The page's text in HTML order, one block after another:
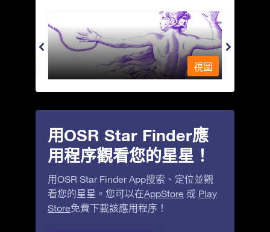
Andromeda - 被鐵鍊鎖著的少女
視圖
用OSR Star Finder應
用程序觀看您的星星！
用OSR Star Finder App搜索、定位並觀
看您的星星。您可以在AppStore 或 Play
Store免費下載該應用程序！